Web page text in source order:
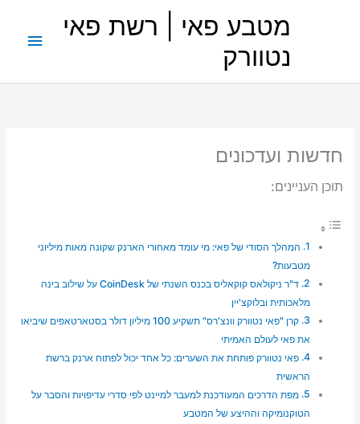
מטבע פאי | רשת פאי
נטוורק
חדשות ועדכונים
תוכן העניינים:
המהלך הסודי של פאי: מי עומד מאחורי הארנק שקונה מאות מיליוני
מטבעות?
ד"ר ניקולאס קוקאליס בכנס השנתי של CoinDesk על שילוב בינה
מלאכותית ובלוקצ'יין
קרן "פאי נטוורק וונצ'רס" תשקיע 100 מיליון דולר בסטארטאפים שיביאו
את פאי לעולם האמיתי
פאי נטוורק פותחת את השערים: כל אחד יכול לפתוח ארנק ברשת
הראשית
מפת הדרכים המעודכנת למעבר למיינט לפי סדרי עדיפויות והסבר על
הטוקנומיקה וההיצע של המטבע